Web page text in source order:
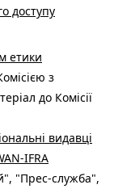
доступу
етики
з
до Комісії
видавці
IFRA
"Прес-служба",